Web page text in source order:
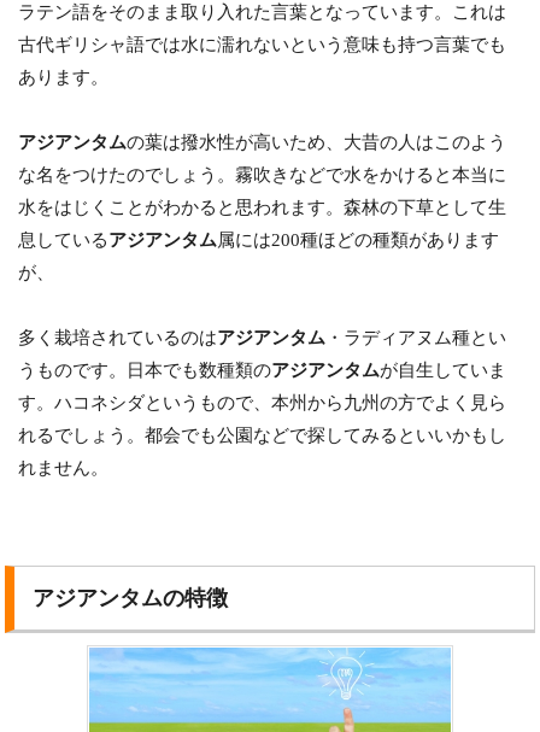
ラテン語をそのまま取り入れた言葉となっています。これは
古代ギリシャ語では水に濡れないという意味も持つ言葉でも
あります。
アジアンタムの葉は撥水性が高いため、大昔の人はこのよう
な名をつけたのでしょう。霧吹きなどで水をかけると本当に
水をはじくことがわかると思われます。森林の下草として生
息しているアジアンタム属には200種ほどの種類があります
が、
多く栽培されているのはアジアンタム ・ラディアヌム種とい
うものです。日本でも数種類のアジアンタムが自生していま
す。ハコネシダというもので、本州から九州の方でよく見ら
れるでしょう。都会でも公園などで探してみるといいかもし
れません。
アジアンタムの特徴